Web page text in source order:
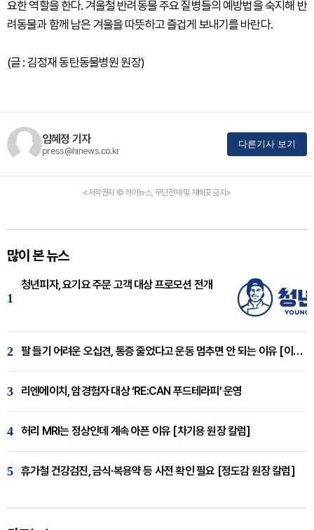
요한 역할을 한다. 겨울철 반려동물 주요 질병들의 예방법을 숙지해 반
려동물과 함께 남은 겨울을 따뜻하고 즐겁게 보내기를 바란다.
(글 : 김정재 동탄동물병원 원장)
임혜정 기자
press@hinews.co.kr
다른기사 보기
<저작권자 © 하이뉴스, 무단전재 및 재배포 금지>
많이 본 뉴스
1
청년피자, 요기요 주문 고객 대상 프로모션 전개
2 팔 들기 어려운 오십견, 통증 줄었다고 운동 멈추면 안 되는 이유 [이병욱 원장 칼럼]
3 리엔에이치, 암경험자 대상 ‘RE:CAN 푸드테라피’ 운영
4 허리 MRI는 정상인데 계속 아픈 이유 [차기용 원장 칼럼]
5 휴가철 건강검진, 금식·복용약 등 사전 확인 필요 [정도감 원장 칼럼]